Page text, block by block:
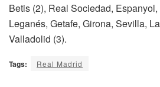
Betis (2), Real Sociedad,
Leganés, Getafe, Girona, Sevilla,
Valladolid (3).
Tags: Real Madrid